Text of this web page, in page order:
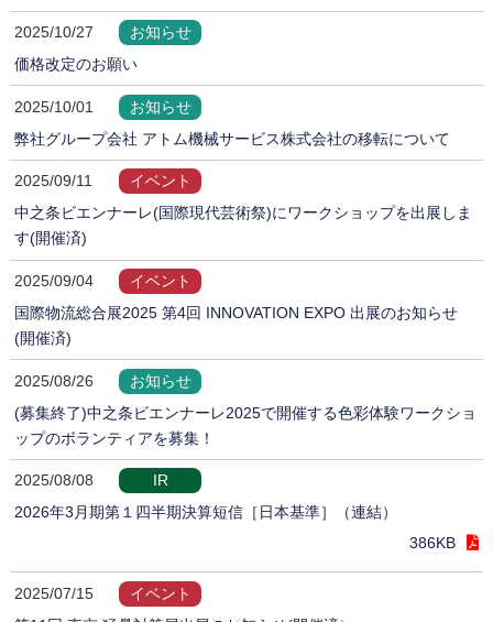
2025/10/27
お知らせ
価格改定のお願い
2025/10/01
お知らせ
弊社グループ会社 アトム機械サービス株式会社の移転について
2025/09/11
イベント
中之条ビエンナーレ(国際現代芸術祭)にワークショップを出展しま
す(開催済)
2025/09/04
イベント
国際物流総合展2025 第4回 INNOVATION EXPO 出展のお知らせ
(開催済)
2025/08/26
お知らせ
(募集終了)中之条ビエンナーレ2025で開催する色彩体験ワークショ
ップのボランティアを募集！
2025/08/08
IR
2026年3月期第１四半期決算短信［日本基準］（連結）
386KB
2025/07/15
イベント